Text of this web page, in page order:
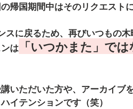
帰国期間中はそのリクエス
スに戻るため、再びいつもの木
は 「いつかまた」で
いただいた方や、アーカイブ
イテンションです（笑）